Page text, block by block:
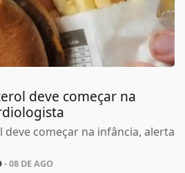
deve começar na
começar na infância, alerta
- 08 DE AGO